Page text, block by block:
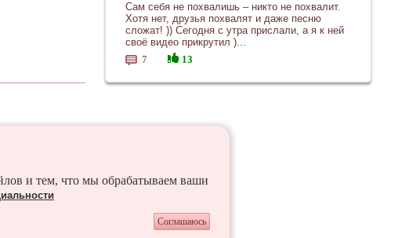
Сам себя не похвалишь – никто не похвалит.
Хотя нет, друзья похвалят и даже песню
сложат! )) Сегодня с утра прислали, а я к ней
своё видео прикрутил )...
7
13
и тем, что мы обрабатываем ваши
Соглашаюсь